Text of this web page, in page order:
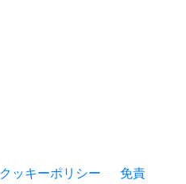
クッキーポリシー
免責